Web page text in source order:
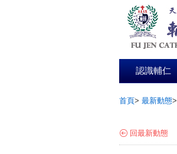
認識輔仁
首頁> 最新動態>
回最新動態